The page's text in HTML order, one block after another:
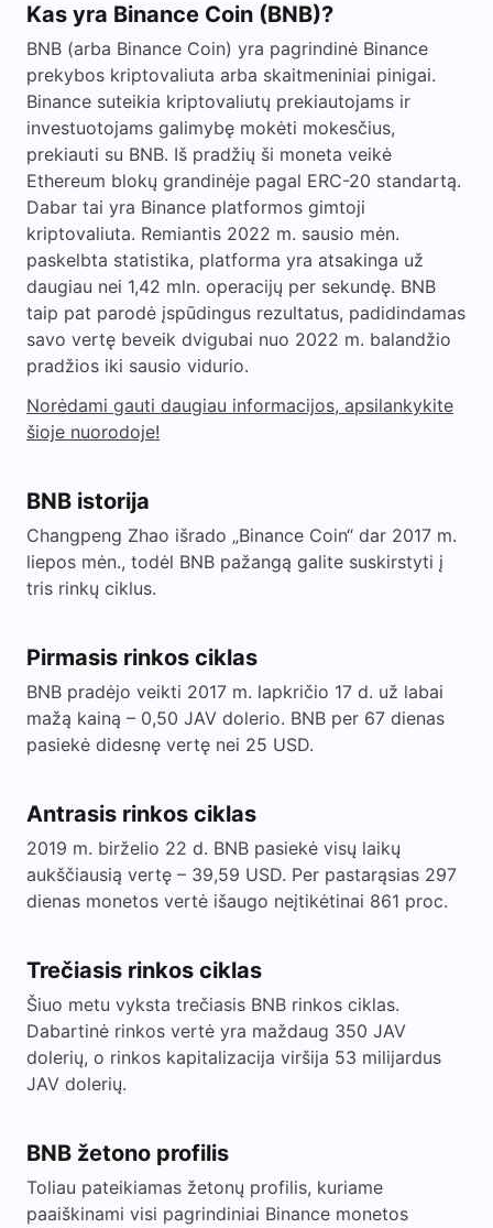
Kas yra Binance Coin (BNB)?
BNB (arba Binance Coin) yra pagrindinė Binance
prekybos kriptovaliuta arba skaitmeniniai pinigai.
Binance suteikia kriptovaliutų prekiautojams ir
investuotojams galimybę mokėti mokesčius,
prekiauti su BNB. Iš pradžių ši moneta veikė
Ethereum blokų grandinėje pagal ERC-20 standartą.
Dabar tai yra Binance platformos gimtoji
kriptovaliuta. Remiantis 2022 m. sausio mėn.
paskelbta statistika, platforma yra atsakinga už
daugiau nei 1,42 mln. operacijų per sekundę. BNB
taip pat parodė įspūdingus rezultatus, padidindamas
savo vertę beveik dvigubai nuo 2022 m. balandžio
pradžios iki sausio vidurio.
Norėdami gauti daugiau informacijos, apsilankykite
šioje nuorodoje!
BNB istorija
Changpeng Zhao išrado „Binance Coin“ dar 2017 m.
liepos mėn., todėl BNB pažangą galite suskirstyti į
tris rinkų ciklus.
Pirmasis rinkos ciklas
BNB pradėjo veikti 2017 m. lapkričio 17 d. už labai
mažą kainą – 0,50 JAV dolerio. BNB per 67 dienas
pasiekė didesnę vertę nei 25 USD.
Antrasis rinkos ciklas
2019 m. birželio 22 d. BNB pasiekė visų laikų
aukščiausią vertę – 39,59 USD. Per pastarąsias 297
dienas monetos vertė išaugo neįtikėtinai 861 proc.
Trečiasis rinkos ciklas
Šiuo metu vyksta trečiasis BNB rinkos ciklas.
Dabartinė rinkos vertė yra maždaug 350 JAV
dolerių, o rinkos kapitalizacija viršija 53 milijardus
JAV dolerių.
BNB žetono profilis
Toliau pateikiamas žetonų profilis, kuriame
paaiškinami visi pagrindiniai Binance monetos